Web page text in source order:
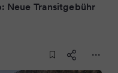
Neue Transitgebühr